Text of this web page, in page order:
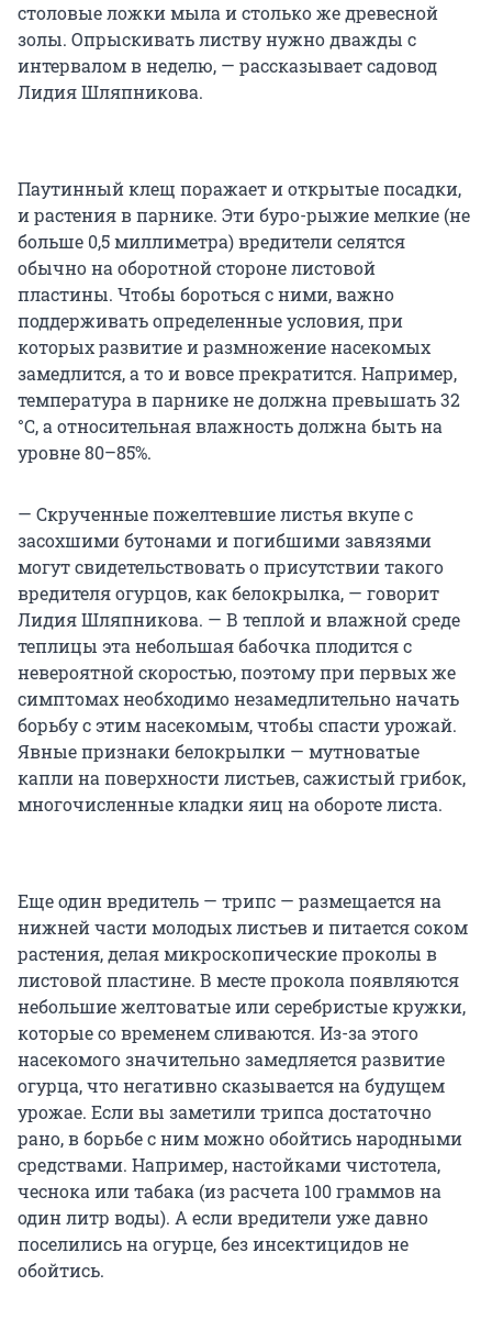
столовые ложки мыла и столько же древесной
золы. Опрыскивать листву нужно дважды с
интервалом в неделю, — рассказывает садовод
Лидия Шляпникова.
Паутинный клещ поражает и открытые посадки,
и растения в парнике. Эти буро-рыжие мелкие (не
больше 0,5 миллиметра) вредители селятся
обычно на оборотной стороне листовой
пластины. Чтобы бороться с ними, важно
поддерживать определенные условия, при
которых развитие и размножение насекомых
замедлится, а то и вовсе прекратится. Например,
температура в парнике не должна превышать 32
°С, а относительная влажность должна быть на
уровне 80–85%.
— Скрученные пожелтевшие листья вкупе с
засохшими бутонами и погибшими завязями
могут свидетельствовать о присутствии такого
вредителя огурцов, как белокрылка, — говорит
Лидия Шляпникова. — В теплой и влажной среде
теплицы эта небольшая бабочка плодится с
невероятной скоростью, поэтому при первых же
симптомах необходимо незамедлительно начать
борьбу с этим насекомым, чтобы спасти урожай.
Явные признаки белокрылки — мутноватые
капли на поверхности листьев, сажистый грибок,
многочисленные кладки яиц на обороте листа.
Еще один вредитель — трипс — размещается на
нижней части молодых листьев и питается соком
растения, делая микроскопические проколы в
листовой пластине. В месте прокола появляются
небольшие желтоватые или серебристые кружки,
которые со временем сливаются. Из-за этого
насекомого значительно замедляется развитие
огурца, что негативно сказывается на будущем
урожае. Если вы заметили трипса достаточно
рано, в борьбе с ним можно обойтись народными
средствами. Например, настойками чистотела,
чеснока или табака (из расчета 100 граммов на
один литр воды). А если вредители уже давно
поселились на огурце, без инсектицидов не
обойтись.